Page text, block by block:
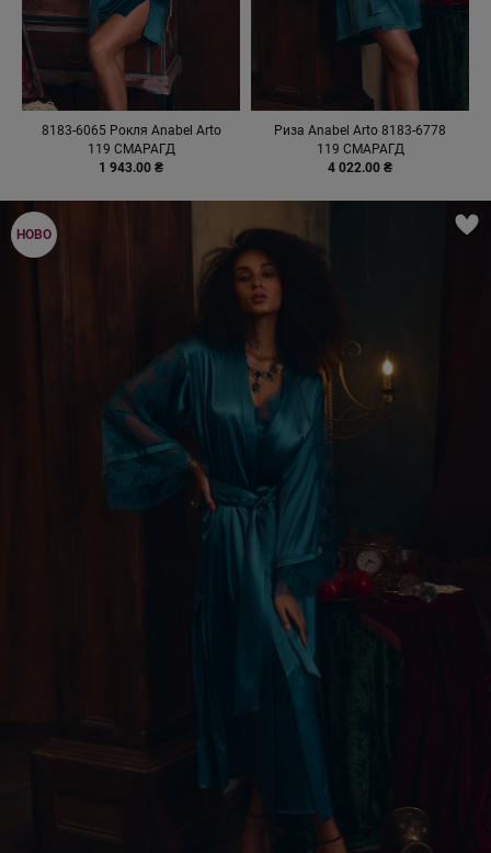
8183-6065 Рокля Anabel Arto
119 СМАРАГД
1 943.00 ₴
Риза Anabel Arto 8183-6778
119 СМАРАГД
4 022.00 ₴
НОВО